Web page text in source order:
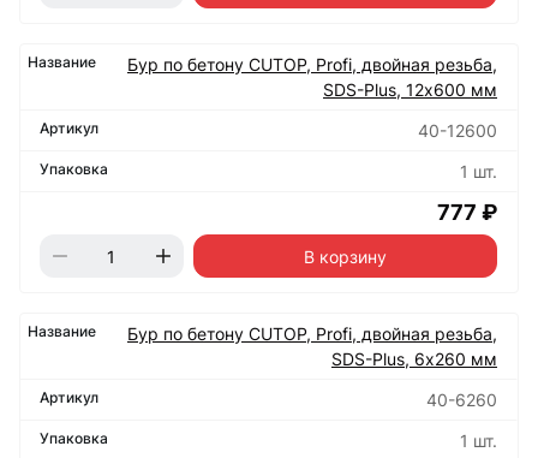
Бур по бетону CUTOP, Profi, двойная резьба,
SDS-Plus, 12х600 мм
40-12600
1 шт.
777 ₽
В корзину
Бур по бетону CUTOP, Profi, двойная резьба,
SDS-Plus, 6х260 мм
40-6260
1 шт.